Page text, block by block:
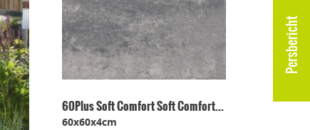
Persbericht
60Plus Soft Comfort Soft Comfort...
60x60x4cm